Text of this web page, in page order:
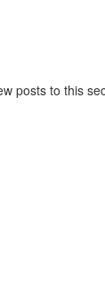
posts to this